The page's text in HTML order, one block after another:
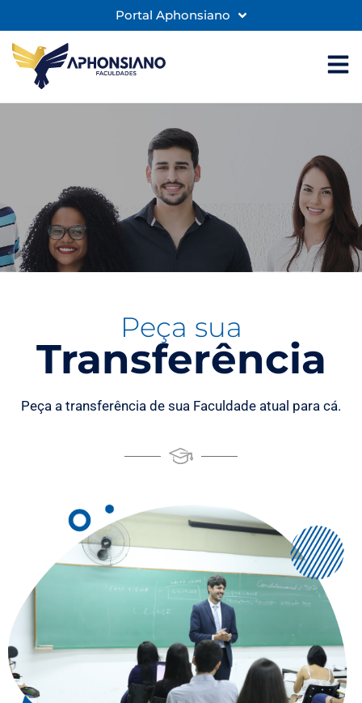
Portal Aphonsiano
Peça sua
Transferência
Peça a transferência de sua Faculdade atual para cá.